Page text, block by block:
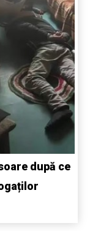
după ce